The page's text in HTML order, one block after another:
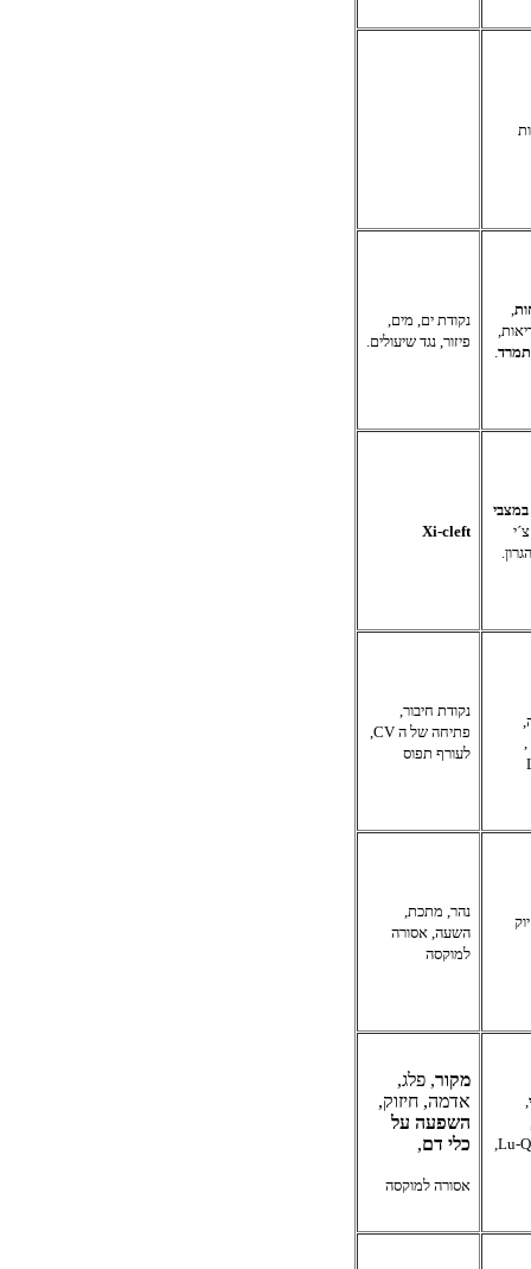
נקודת ים, מים,
פיזור, נגד שיעולים.
במצבי
Xi-cleft
נקודת חיבור,
פתיחה של ה CV
לעורף תפוס
נהר, מתכת,
השעה, אסורה
למוקסה
Lu-
מקור, פלג,
אדמה, חיזוק,
השפעה על
כלי דם,
אסורה למוקסה